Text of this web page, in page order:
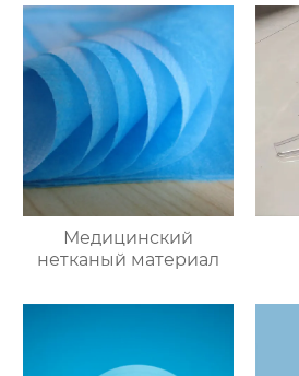
Медицинский
нетканый материал